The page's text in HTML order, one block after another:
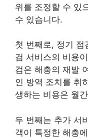
위를 조정할 수 있
수 있습니다.
첫 번째로, 정기 점
검 서비스의 비용
검은 해충의 재발
인 방역 조치를 취
생하는 비용은 월
두 번째는 추가 서
객이 특정한 해충